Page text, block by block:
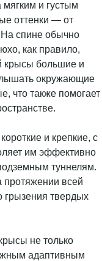
и густым
оттенки — от
На спине обычно
как правило,
крысы большие и
окружающие
что также помогает
и крепкие, с
им эффективно
туннелям.
протяжении всей
грызения твердых
не только
адаптивным